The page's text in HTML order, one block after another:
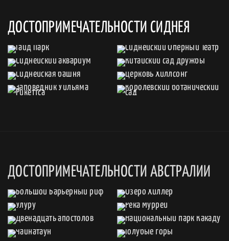
ДОСТОПРИМЕЧАТЕЛЬНОСТИ СИДНЕЯ
ДОСТОПРИМЕЧАТЕЛЬНОСТИ АВСТРАЛИИ